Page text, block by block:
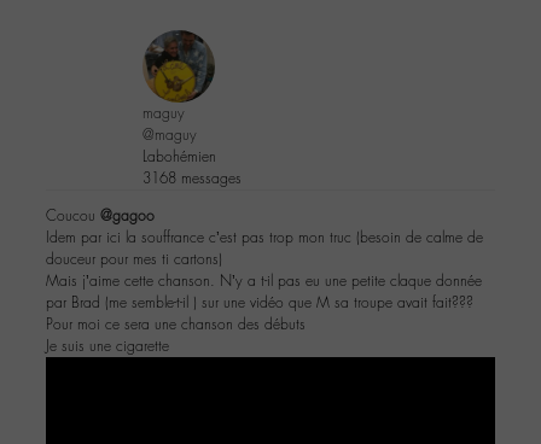
maguy
@maguy
Labohémien
3168 messages
Coucou @gagoo
Idem par ici la souffrance c’est pas trop mon truc (besoin de calme de
douceur pour mes ti cartons)
Mais j’aime cette chanson. N’y a t-il pas eu une petite claque donnée
par Brad (me semble-t-il ) sur une vidéo que M sa troupe avait fait???
Pour moi ce sera une chanson des débuts
Je suis une cigarette